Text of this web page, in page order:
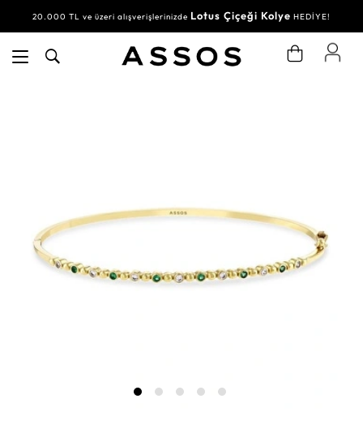
20.000 TL ve üzeri alışverişlerinizde Lotus Çiçeği Kolye HEDİYE!